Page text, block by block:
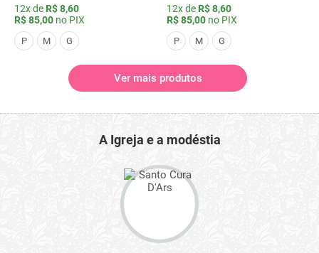
12x de R$ 8,60
R$ 85,00 no PIX
P M G
12x de R$ 8,60
R$ 85,00 no PIX
P M G
Ver mais produtos
A Igreja e a modéstia